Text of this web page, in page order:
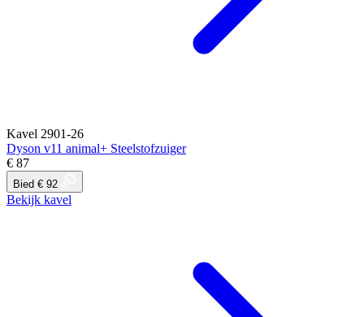
Kavel 2901-26
Dyson v11 animal+ Steelstofzuiger
€ 87
Bied € 92
Bekijk kavel